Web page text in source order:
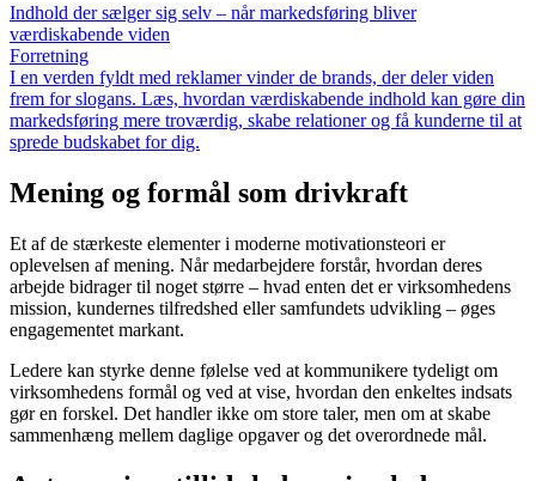
Indhold der sælger sig selv – når markedsføring bliver
værdiskabende viden
Forretning
I en verden fyldt med reklamer vinder de brands, der deler viden
frem for slogans. Læs, hvordan værdiskabende indhold kan gøre din
markedsføring mere troværdig, skabe relationer og få kunderne til at
sprede budskabet for dig.
Mening og formål som drivkraft
Et af de stærkeste elementer i moderne motivationsteori er
oplevelsen af mening. Når medarbejdere forstår, hvordan deres
arbejde bidrager til noget større – hvad enten det er virksomhedens
mission, kundernes tilfredshed eller samfundets udvikling – øges
engagementet markant.
Ledere kan styrke denne følelse ved at kommunikere tydeligt om
virksomhedens formål og ved at vise, hvordan den enkeltes indsats
gør en forskel. Det handler ikke om store taler, men om at skabe
sammenhæng mellem daglige opgaver og det overordnede mål.